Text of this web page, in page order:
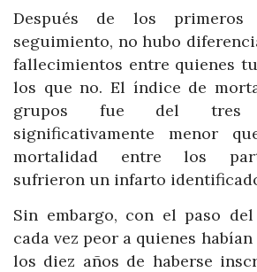
Después de los
seguimiento, no hubo
fallecimientos entre quienes
los que no. El índice de
grupos fue del tres
significativamente menor
mortalidad entre los
sufrieron un infarto
Sin embargo, con el paso
cada vez peor a quienes
los diez años de haberse